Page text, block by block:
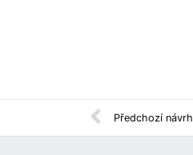
Předchozí návrh